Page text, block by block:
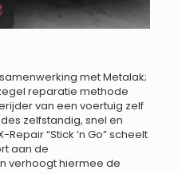
met Metalak;
reparatie methode
van een voertuig zelf
zelfstandig, snel en
“Stick ’n Go” scheelt
aan de
verhoogt hiermee de